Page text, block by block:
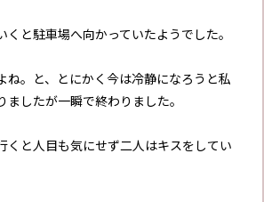
くと駐車場へ向かっていたようでした。
ね。と、とにかく今は冷静になろうと私
ましたが一瞬で終わりました。
くと人目も気にせず二人はキスをしてい